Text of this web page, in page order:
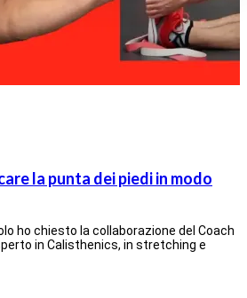
la punta dei piedi in modo
ho chiesto la collaborazione del Coach
in Calisthenics, in stretching e